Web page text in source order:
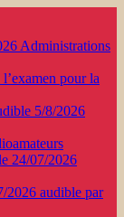
Administrations
pour la
5/8/2026
24/07/2026
2026 audible par